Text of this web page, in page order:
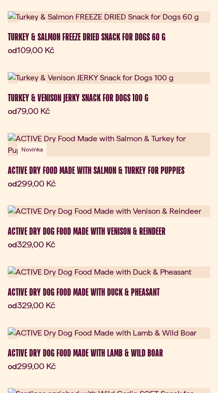
TURKEY & SALMON FREEZE DRIED SNACK FOR DOGS 60 G
odAktuální cena:
109,00 Kč
TURKEY & VENISON JERKY SNACK FOR DOGS 100 G
odAktuální cena:
79,00 Kč
Novinka
ACTIVE DRY FOOD MADE WITH SALMON & TURKEY FOR PUPPIES
odAktuální cena:
299,00 Kč
ACTIVE DRY DOG FOOD MADE WITH VENISON & REINDEER
odAktuální cena:
329,00 Kč
ACTIVE DRY DOG FOOD MADE WITH DUCK & PHEASANT
odAktuální cena:
329,00 Kč
ACTIVE DRY DOG FOOD MADE WITH LAMB & WILD BOAR
odAktuální cena:
299,00 Kč